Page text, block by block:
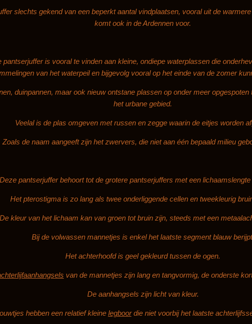
slechts gekend van een beperkt aantal vindplaatsen, vooral uit de
komt ook in de Ardennen voor.
pantserjuffer is vooral te vinden aan kleine, ondiepe waterplassen die
van het waterpeil en bijgevolg vooral op het einde van de zomer
duinpannen, maar ook nieuw ontstane plassen op onder meer
het urbane gebied.
Veelal is de plas omgeven met russen en zegge waarin de eitjes worden
Zoals de naam aangeeft zijn het zwervers, die niet aan één bepaald milieu
Deze pantserjuffer behoort tot de grotere pantserjuffers met een
Het pterostigma is zo lang als twee onderliggende cellen en tweekleurig
De kleur van het lichaam kan van groen tot bruin zijn, steeds met een
Bij de volwassen mannetjes is enkel het laatste segment blauw
Het achterhoofd is geel gekleurd tussen de ogen.
van de mannetjes zijn lang en tangvormig, de onderste
De aanhangsels zijn licht van kleur.
hebben een relatief kleine legboordie niet voorbij het laatste